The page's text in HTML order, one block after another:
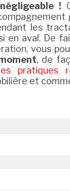
!
les
en aval. De
vous
, de
pratiques
et